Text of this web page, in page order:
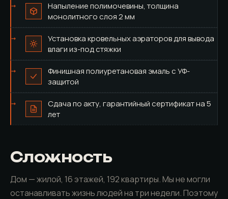
Напыление полимочевины, толщина
монолитного слоя 2 мм
Установка кровельных аэраторов для вывода
влаги из-под стяжки
Финишная полиуретановая эмаль с УФ-
защитой
Сдача по акту, гарантийный сертификат на 5
лет
Сложность
Дом — жилой, 16 этажей, 192 квартиры. Мы не могли
останавливать жизнь людей на три недели. Поэтому